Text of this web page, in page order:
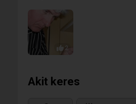
2
Akit keres